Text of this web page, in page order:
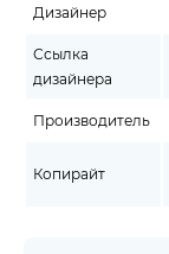
Дизайнер
Ссылка
дизайнера
Производитель
Копирайт